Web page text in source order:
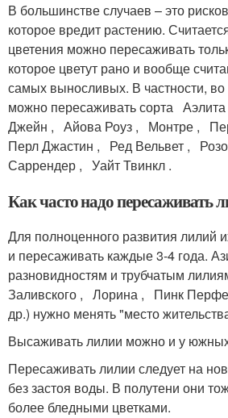
В большинстве случаев – это
которое вредит растению.
цветения можно пересаживать
которое цветут рано и вообще
самых выносливых. В частности,
можно пересаживать сорта
Джейн , Айова Роуз , Монтре ,
Перл Джастин , Ред Вельвет ,
Саррендер , Уайт Твинкл .
Как часто надо пересаживать
Для полноценного развития лилий
и пересаживать каждые 3-4 года.
разновидностям и трубчатым
Заливского , Лорина , Пинк
др.) нужно менять "место
Высаживать лилии можно и у
Пересаживать лилии следует на
без застоя воды. В полутени они
более бледными цветками.